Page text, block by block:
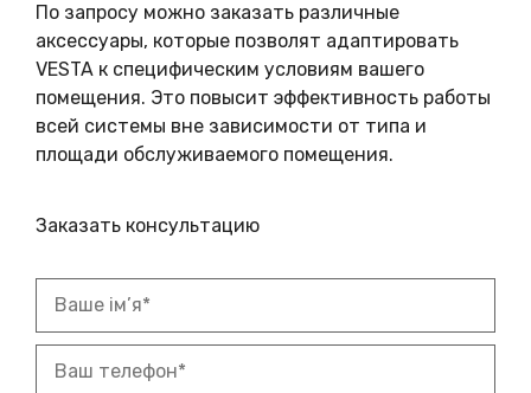
По запросу можно заказать различные
аксессуары, которые позволят адаптировать
VESTA к специфическим условиям вашего
помещения. Это повысит эффективность работы
всей системы вне зависимости от типа и
площади обслуживаемого помещения.
Заказать консультацию